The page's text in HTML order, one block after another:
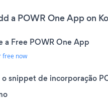
a POWR One App on
a Free POWR One App
free now
snippet de incorporação